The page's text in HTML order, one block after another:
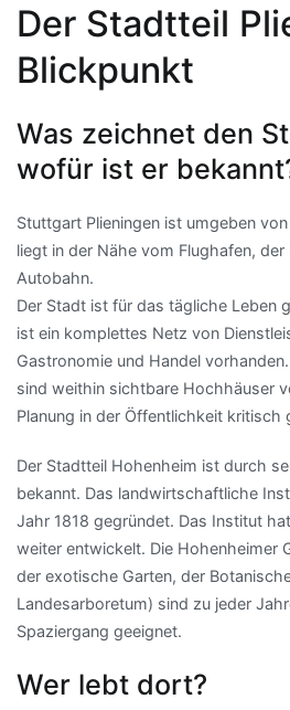
Der Stadtteil
Blickpunkt
Was zeichnet den
wofür ist er
Stuttgart Plieningen ist umgeben
liegt in der Nähe vom Flughafen,
Autobahn.
Der Stadt ist für das tägliche Leben
ist ein komplettes Netz von
Gastronomie und Handel
sind weithin sichtbare Hochhäuser
Planung in der Öffentlichkeit kritisch
Der Stadtteil Hohenheim ist durch
bekannt. Das landwirtschaftliche
Jahr 1818 gegründet. Das Institut
weiter entwickelt. Die Hohenheimer
der exotische Garten, der
Landesarboretum) sind zu jeder
Spaziergang geeignet.
Wer lebt dort?